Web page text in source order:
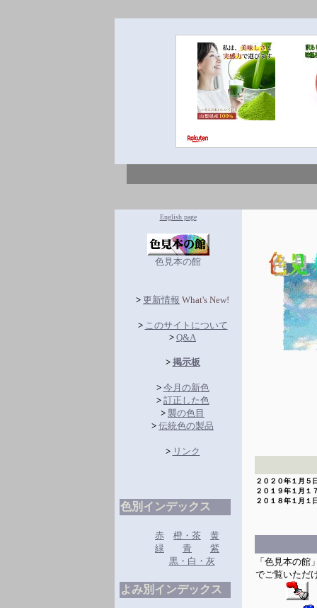
English page
色見本の館
> 更新情報 What's New!
> このサイトについて
> Q&A
> 掲示板
> 今月の新色
> 訂正した色
> 襲の色目
> 伝統色の製品
> リンク
色別インデックス
赤 橙・茶
黄
緑
青
紫
黒・白・灰
よみ別インデックス
２０２０年１月５
２０１９年１月１
２０１８年１月１
「色見本の
でご覧いただ